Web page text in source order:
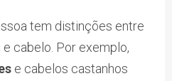
tem distinções entre
cabelo. Por exemplo,
e cabelos castanhos